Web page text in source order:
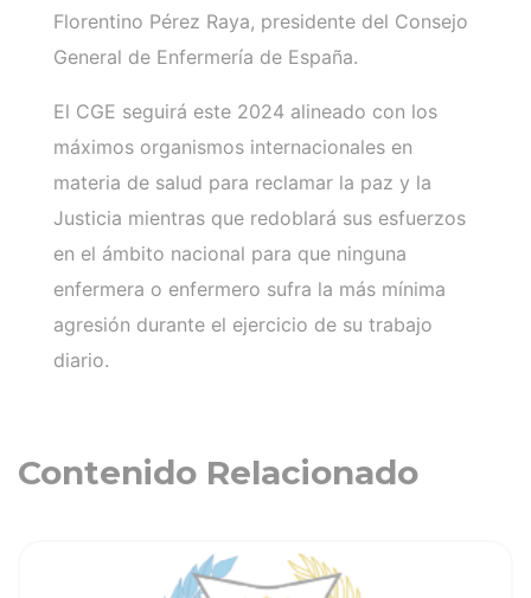
Florentino Pérez Raya, presidente del Consejo
General de Enfermería de España.
El CGE seguirá este 2024 alineado con los
máximos organismos internacionales en
materia de salud para reclamar la paz y la
Justicia mientras que redoblará sus esfuerzos
en el ámbito nacional para que ninguna
enfermera o enfermero sufra la más mínima
agresión durante el ejercicio de su trabajo
diario.
Contenido Relacionado